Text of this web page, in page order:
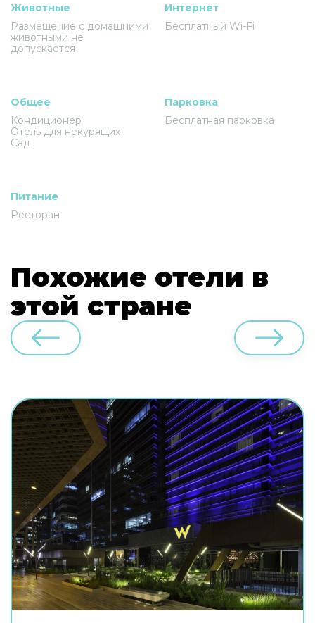
Животные
Размещение с домашними
животными не
допускается
Интернет
Бесплатный Wi-Fi
Общее
Кондиционер
Отель для некурящих
Сад
Парковка
Бесплатная парковка
Питание
Ресторан
Похожие отели в
этой стране